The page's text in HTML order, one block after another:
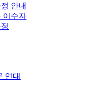
안내
이수자
연대